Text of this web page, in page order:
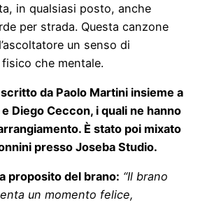
in qualsiasi posto, anche
per strada. Questa canzone
un senso di
che mentale.
da Paolo Martini insieme a
Diego Ceccon, i quali ne hanno
È stato poi mixato
presso Joseba Studio.
proposito del brano: “Il brano
un momento felice,